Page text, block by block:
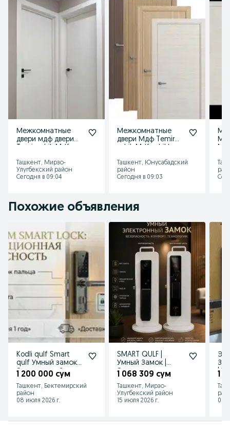
Межкомнатные
двери мдф двери
эшиклар
Ташкент, Мирзо-
Улугбекский район
Сегодня в 09:04
Межкомнатные
двери Мдф Temir
двери
Ташкент, Юнусабадский
район
Сегодня в 09:03
Похожие объявления
Kodli qulf Smart
qulf Умный замок
Электронный
1 200 000 сум
Ташкент, Бектемирский
район
08 июля 2026 г.
SMART QULF |
Умный Замок |
Электронные
Замки | замок с
отпечатком
1 068 309 сум
Ташкент, Мирзо-
Улугбекский район
15 июля 2026 г.
|1
05